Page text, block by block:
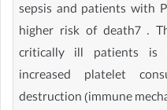
sepsis and patients with
higher risk of death7 .
critically ill patients is
increased platelet
destruction (immune